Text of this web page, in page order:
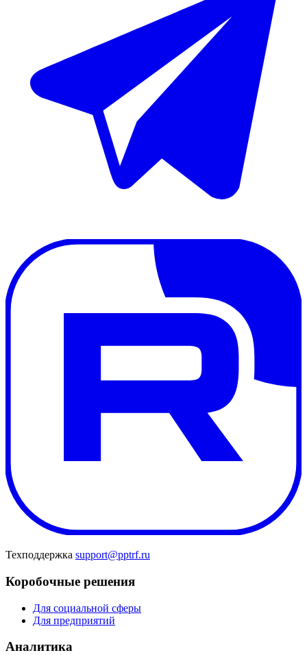
Техподдержка support@pptrf.ru
Коробочные решения
Для социальной сферы
Для предприятий
Аналитика